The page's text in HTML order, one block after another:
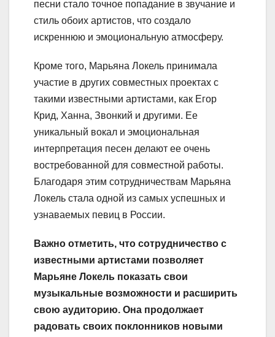
песни стало точное попадание в звучание и
стиль обоих артистов, что создало
искреннюю и эмоциональную атмосферу.
Кроме того, Марьяна Локель принимала
участие в других совместных проектах с
такими известными артистами, как Егор
Крид, Ханна, Звонкий и другими. Ее
уникальный вокал и эмоциональная
интерпретация песен делают ее очень
востребованной для совместной работы.
Благодаря этим сотрудничествам Марьяна
Локель стала одной из самых успешных и
узнаваемых певиц в России.
Важно отметить, что сотрудничество с
известными артистами позволяет
Марьяне Локель показать свои
музыкальные возможности и расширить
свою аудиторию. Она продолжает
радовать своих поклонников новыми